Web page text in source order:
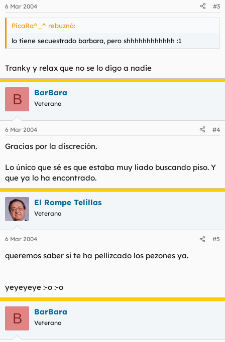
6 Mar 2004 #3
PicaRa^_^ rebuznó:
lo tiene secuestrado barbara, pero shhhhhhhhhhhh :1
Tranky y relax que no se lo digo a nadie
B BarBara
Veterano
6 Mar 2004 #4
Gracias por la discreción.
Lo único que sé es que estaba muy liado buscando piso. Y
que ya lo ha encontrado.
El Rompe Telillas
Veterano
6 Mar 2004 #5
queremos saber si te ha pellizcado los pezones ya.
yeyeyeye :-o :-o
B BarBara
Veterano